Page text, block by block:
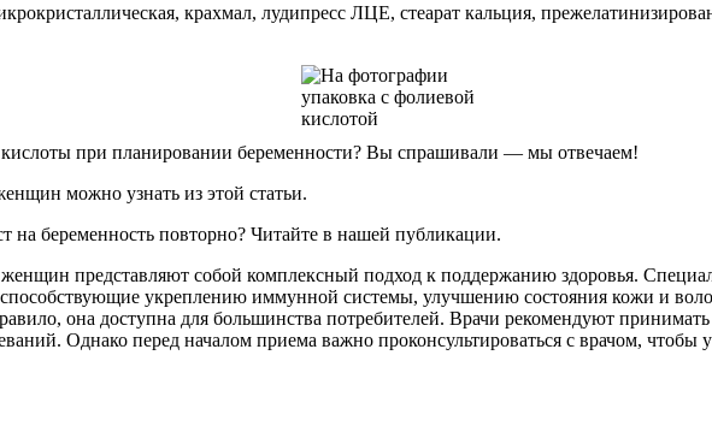
крахмал, лудипресс ЛЦЕ, стеарат кальция,
при планировании беременности? Вы спрашивали — мы отвечаем!
можно узнать из этой статьи.
на беременность повторно? Читайте в нашей публикации.
представляют собой комплексный подход к поддержанию здоровья.
укреплению иммунной системы, улучшению состояния кожи и
она доступна для большинства потребителей. Врачи рекомендуют
Однако перед началом приема важно проконсультироваться с врачом, чтобы